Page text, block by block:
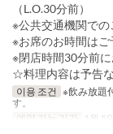
（L.O.30分前）
※公共交通機関での
※お席のお時間はご
※閉店時間30分前に
☆料理内容は予告
이용 조건 ※飲み放題
す。
예약 가능 기간
1월 5일